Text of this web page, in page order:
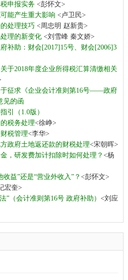
申报实务 <彭怀文>
能产生重大影响 <卢卫民>
处理技巧 <周忠明 赵新贵>
理的新变化 <刘雪峰 秦文娇>
补助：财会[2017]15号、财会[2006]3
于2018年度企业所得税汇算清缴相关
于征求《企业会计准则第16号——政府
见的函
引（1.0版）
税务处理<徐峥>
税管理<李华>
政府土地返还款的财税处理<宋朝晖>
，研发费加计扣除时如何处理？ <杨
益”还是“营业外收入”？ <彭怀文>
宏奎>
”（会计准则第16号 政府补助） <刘应